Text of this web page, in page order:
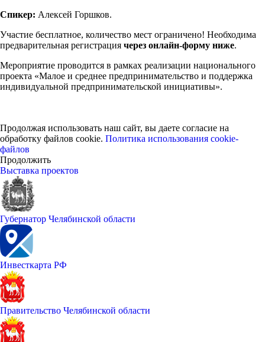
Спикер: Алексей Горшков.
Участие бесплатное, количество мест ограничено! Необходима
предварительная регистрация через онлайн-форму ниже.
Мероприятие проводится в рамках реализации национального
проекта «Малое и среднее предпринимательство и поддержка
индивидуальной предпринимательской инициативы».
Продолжая использовать наш сайт, вы даете согласие на
обработку файлов cookie. Политика использования cookie-
файлов
Продолжить
Выставка проектов
Губернатор Челябинской области
Инвесткарта РФ
Правительство Челябинской области